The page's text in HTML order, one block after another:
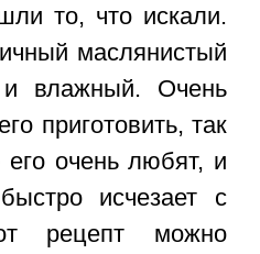
то, что искали.
маслянистый
влажный. Очень
приготовить, так
очень любят, и
исчезает с
рецепт можно